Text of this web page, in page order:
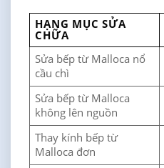
HẠNG MỤC SỬA
CHỮA
Sửa bếp từ Malloca nổ
cầu chì
Sửa bếp từ Malloca
không lên nguồn
Thay kính bếp từ
Malloca đơn